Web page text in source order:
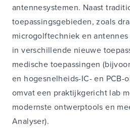
antennesystemen. Naast
toepassingsgebieden, zoals
microgolftechniek en
in verschillende nieuwe
medische toepassingen
en hogesnelheids-IC- en PCB-
omvat een praktijkgericht lab
modernste ontwerptools en
Analyser).